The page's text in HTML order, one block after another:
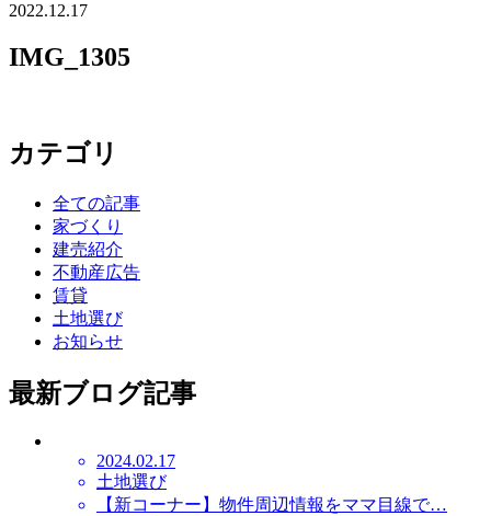
2022.12.17
IMG_1305
カテゴリ
全ての記事
家づくり
建売紹介
不動産広告
賃貸
土地選び
お知らせ
最新ブログ記事
2024.02.17
土地選び
【新コーナー】物件周辺情報をママ目線で…